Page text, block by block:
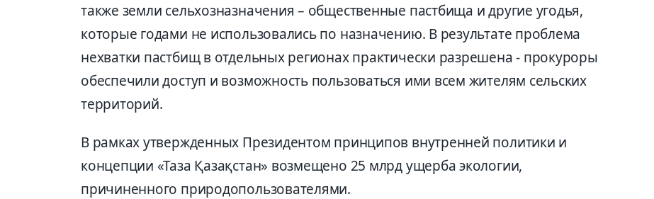
также земли сельхозназначения – общественные пастбища и другие угодья,
которые годами не использовались по назначению. В результате проблема
нехватки пастбищ в отдельных регионах практически разрешена - прокуроры
обеспечили доступ и возможность пользоваться ими всем жителям сельских
территорий.
В рамках утвержденных Президентом принципов внутренней политики и
концепции «Таза Қазақстан» возмещено 25 млрд ущерба экологии,
причиненного природопользователями.